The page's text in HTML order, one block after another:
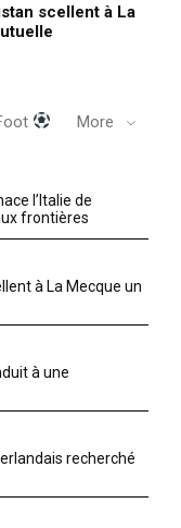
scellent à La
More
l’Italie de
frontières
à La Mecque un
à une
recherché